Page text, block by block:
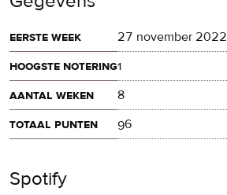
eerste week
27 november 2022
hoogste notering1
aantal weken
8
totaal punten
96
Spotify